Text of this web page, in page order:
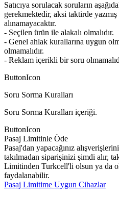
Satıcıya sorulacak soruların
gerekmektedir, aksi taktirde
alınamayacaktır.
- Seçilen ürün ile alakalı olmalıdır.
- Genel ahlak kurallarına uygun
olmamalıdır.
- Reklam içerikli bir soru
ButtonIcon
Soru Sorma Kuralları
Soru Sorma Kuralları içeriği.
ButtonIcon
Pasaj Limitinle Öde
Pasaj'dan yapacağınız
takılmadan siparişinizi şimdi alır,
Limitinden Turkcell'li olsun ya da
faydalanabilir.
Pasaj Limitime Uygun Cihazlar